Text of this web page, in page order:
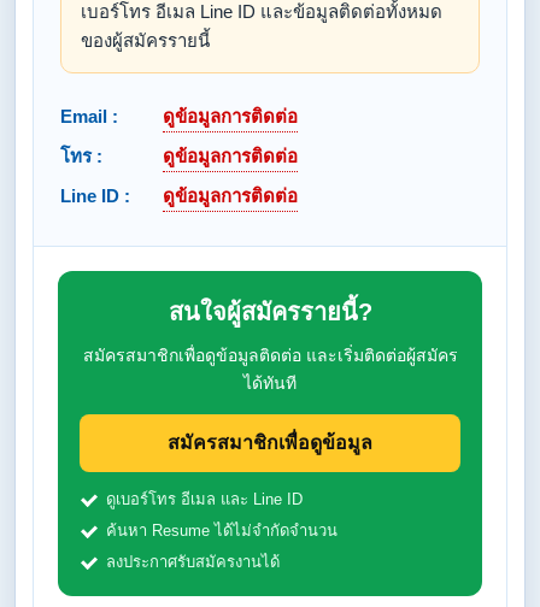
เบอร์โทร อีเมล Line ID และข้อมูลติดต่อทั้งหมด
ของผู้สมัครรายนี้
Email :
ดูข้อมูลการติดต่อ
โทร :
ดูข้อมูลการติดต่อ
Line ID :
ดูข้อมูลการติดต่อ
สนใจผู้สมัครรายนี้?
สมัครสมาชิกเพื่อดูข้อมูลติดต่อ และเริ่มติดต่อผู้สมัคร
ได้ทันที
สมัครสมาชิกเพื่อดูข้อมูล
ดูเบอร์โทร อีเมล และ Line ID
ค้นหา Resume ได้ไม่จำกัดจำนวน
ลงประกาศรับสมัครงานได้